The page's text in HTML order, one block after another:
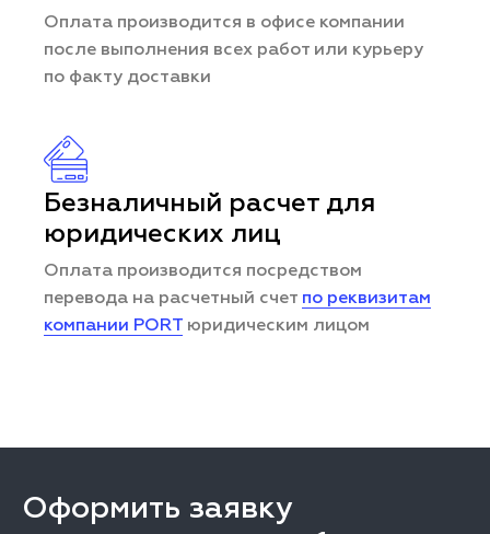
Оплата производится в офисе компании
после выполнения всех работ или курьеру
по факту доставки
Безналичный расчет для
юридических лиц
Оплата производится посредством
перевода на расчетный счет по реквизитам
компании PORT юридическим лицом
Оформить заявку